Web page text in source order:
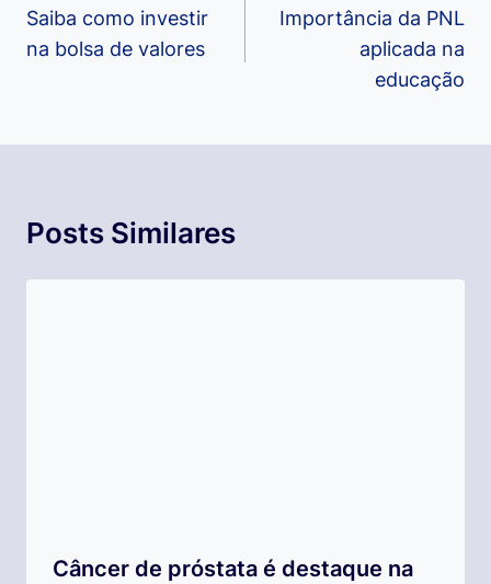
de
Post
Saiba como investir
na bolsa de valores
Importância da PNL
aplicada na
educação
Posts Similares
Câncer de próstata é destaque na